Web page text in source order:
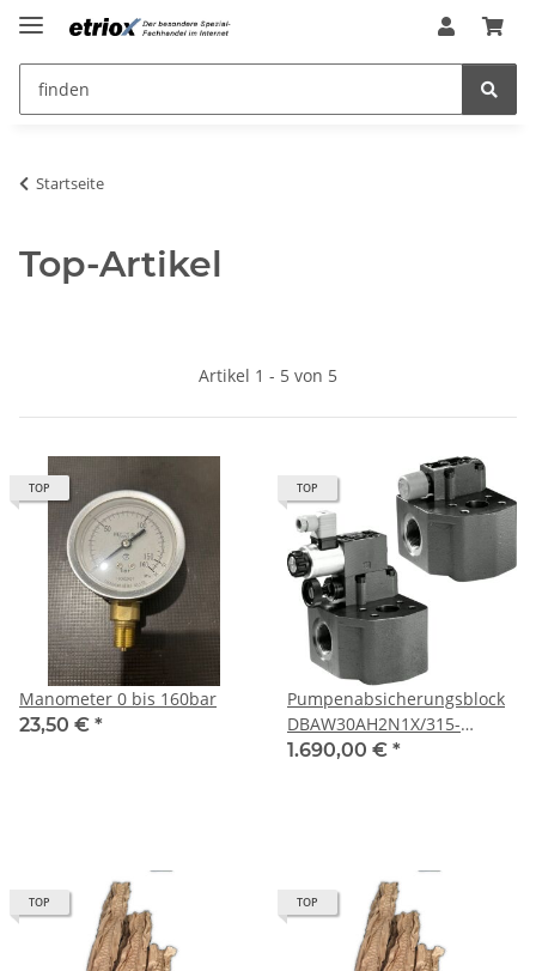
Startseite
Top-Artikel
Artikel 1 - 5 von 5
TOP
Manometer 0 bis 160bar
23,50 € *
TOP
Pumpenabsicherungsblock
DBAW30AH2N1X/315-
6EG24N9K4
1.690,00 € *
TOP TOP